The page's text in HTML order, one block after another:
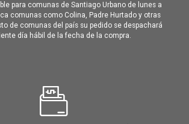
para comunas de Santiago Urbano de lunes a
comunas como Colina, Padre Hurtado y otras
de comunas del país su pedido se despachará
día hábil de la fecha de la compra.